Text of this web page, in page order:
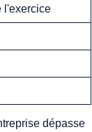
l'exercice
dépasse